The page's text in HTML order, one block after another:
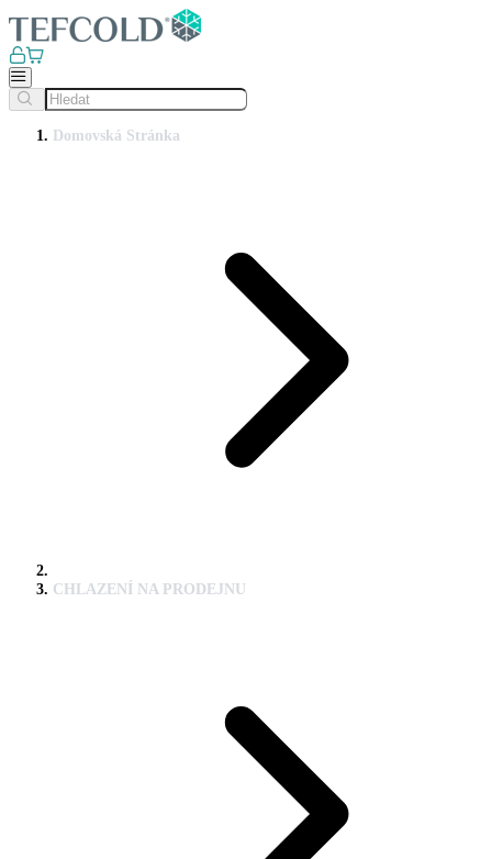
Domovská Stránka
CHLAZENÍ NA PRODEJNU